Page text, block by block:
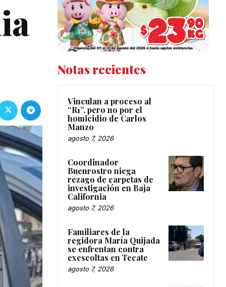
Notas recientes
Vinculan a proceso al
“R1”, pero no por el
homicidio de Carlos
Manzo
agosto 7, 2026
Coordinador
Buenrostro niega
rezago de carpetas de
investigación en Baja
California
agosto 7, 2026
Familiares de la
regidora María Quijada
se enfrentan contra
exescoltas en Tecate
agosto 7, 2026